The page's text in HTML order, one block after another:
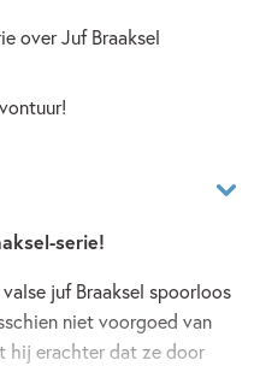
over Juf Braaksel
serie!
juf Braaksel spoorloos
niet voorgoed van
hij erachter dat ze door